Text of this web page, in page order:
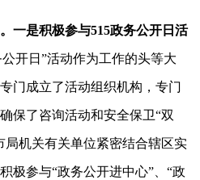
一是积极参与515政务公开日活
开日”活动作为工作的头等大
门成立了活动组织机构，专门
保了咨询活动和安全保卫“双
局机关有关单位紧密结合辖区实
极参与“政务公开进中心”、“政